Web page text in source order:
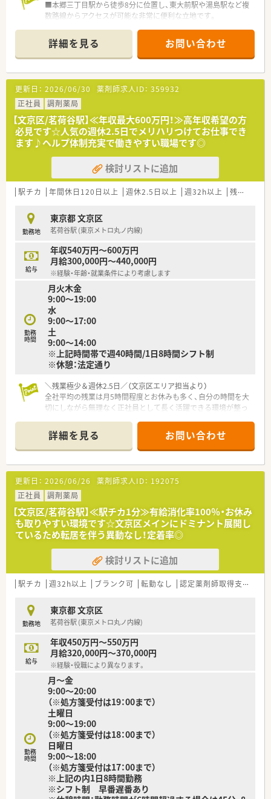
■20代の若手から最高齢は81歳のベテランまで幅広い年齢層が
在籍しており、世代を超えて技術や知識を継承し合う風土があり
■中途入社の方も多く、5日間のWEB研修や店舗でのOJTシート
による丁寧な教育体制があるため、異業種からの転職者も活躍中
です。
■本郷三丁目駅から徒歩8分に位置し、東大前駅や湯島駅など複
数路線からアクセスが可能な非常に便利な立地です。
応需しており、幅広い知見を養うことが可能な環境です。
■常勤薬剤師13名とパート10名の手厚い人員体制を整えてお
り、一人あたりの対応枚数は1日20枚弱と余裕があります。
【法人特徴について】
■1950年の創業以来、70年以上にわたり地域医療に貢献してき
た歴史があり、関東を中心に安定した事業展開を続けています。
■地域の方に寄り添うぬくもりある薬局づくりを掲げており、門
前クリニックの医師とも強固な信頼関係を築いている法人で
す。
■伝統を大切にしながらも自動分割機などの最新設備を積極的
に導入しており、薬剤師が本来の業務に専念できる環境がありま
【勤務実態について】
ることも多いため、心身ともにゆとりを持って勤務ができます。
■勤務シフトは日曜日と祝日に加えて平日の1日が休みとなる週
休2.5日制を基本としており、規則正しい生活が送れます。
■年末年始には6日間の休暇が設定されているほか、夏季休暇も
しっかりと取得できるためリフレッシュの機会が豊富です。
【想定される業務内容】
■大学病院から応需する多種多様な処方箋に基づき、精度の高い
調剤業務や多角的な視点での監査業務を担当していただきま
す。
■総合科目に対応するため高度な薬学的知見が求められますが、
患者さま一人ひとりに寄り添った丁寧な服薬指導を行います。
■自転車圏内にある数件の個人在宅業務にも対応しており、外来
調剤だけでなく地域に根ざした在宅医療の経験も積めます。
詳細を見る お問い合わせ
更新日： 2026/06/30 薬剤師求人ID： 359932
正社員
調剤薬局
【文京区/茗荷谷駅】≪年収最大600万円！≫高年収希望の方
必見です☆人気の週休2.5日でメリハリつけてお仕事でき
ます♪ヘルプ体制充実で働きやすい職場です◎
検討リストに追加
駅チカ 年間休日120日以上 週休2.5日以上 週32h以上 残業なし(ほぼなし含む)
勤務地
東京都 文京区
茗荷谷駅 (東京メトロ丸ノ内線)
給与
年収540万円～600万円
月給300,000円～440,000円
※経験・年齢・就業条件により考慮します
勤務
時間
月火木金
9:00〜19:00
水
9:00～17:00
土
9:00〜14:00
※上記時間帯で週40時間/1日8時間シフト制
※休憩：法定通り
＼残業極少＆週休2.5日／（文京区エリア担当より）
全社平均の残業は月5時間程度とお休みも多く、自分の時間を大
切にしながら無理なく正社員として長く活躍できる環境が整っ
＊------------------------------------------＊
【店舗情報と応需状況について】
■最寄り駅から徒歩で約10分の好立地にある調剤薬局です。
■内科や消化器科や外科の処方箋を日に30枚から50枚応需しま
す。
■特定の医療機関と密に連携しており落ち着いて対応できま
す。
【勤務実態について】
■人気の週休2.5日制を導入しており年間休日も充実していま
す。
■全社的な月平均の残業時間は約5時間と非常に少ない環境で
す。
■エリア内でシフトを組むため希望の休みも取得しやすいで
【想定される業務内容】
■主に外来患者様への服薬指導や監査や調剤業務を担当しま
す。
■基本は一人体制ですが周囲のサポートがあり安心して働けま
す。
■かかりつけなどのノルマはなく個人のペースで業務ができま
す。
【こんな取り組みをしています】
■ドクターを講師とした勉強会を開催して知識の向上に努めま
す。
■薬剤師認定制度の講習費用は全額を会社が負担して応援しま
す。
■スキルアップのための学習費用を会社が全額負担していま
す。
詳細を見る お問い合わせ
更新日： 2026/06/26 薬剤師求人ID： 192075
正社員
調剤薬局
【文京区/茗荷谷駅】≪駅チカ1分≫有給消化率100％・お休み
も取りやすい環境です☆文京区メインにドミナント展開し
ているため転居を伴う異動なし！定着率◎
検討リストに追加
駅チカ 週32h以上 ブランク可 転勤なし 認定薬剤師取得支援あり
勤務地
東京都 文京区
茗荷谷駅 (東京メトロ丸ノ内線)
給与
年収450万円～550万円
月給320,000円～370,000円
※経験・役職により異なります。
勤務
時間
月～金
9:00～20:00
（※処方箋受付は19：00まで）
土曜日
9:00～19:00
（※処方箋受付は18：00まで）
日曜日
9:00～18:00
（※処方箋受付は17：00まで）
※上記の内1日8時間勤務
※シフト制 早番遅番あり